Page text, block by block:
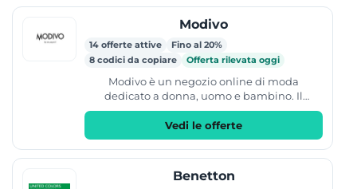
Modivo
14 offerte attive
Fino al 20%
8 codici da copiare
Offerta rilevata oggi
Modivo è un negozio online di moda
dedicato a donna, uomo e bambino. Il
catalogo comprende abbigliamento,
calzature, borse e accessori, includendo...
Vedi le offerte
Benetton